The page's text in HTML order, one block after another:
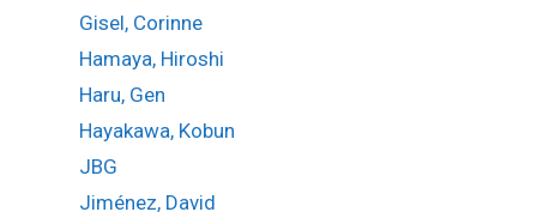
Gisel, Corinne
Hamaya, Hiroshi
Haru, Gen
Hayakawa, Kobun
JBG
Jiménez, David